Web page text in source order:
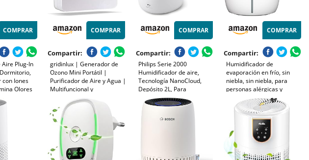
COMPRAR
Plug-In
con Iones
Olores
Zapatos,
Baño (3)
COMPRAR
Compartir:
gridinlux | Generador de
Ozono Mini Portátil |
Purificador de Aire y Agua |
Multifuncional y
Desinfectante | Filtra y
Neutraliza alérgenos y
Malos olores | Potencia y
duración Personalizable |
10W
COMPRAR
Compartir:
Philips Serie 2000
Humidificador de aire,
Tecnología NanoCloud,
Depósito 2L, Para
Habitaciones de hasta 31㎡,
Modo Silencioso, Blanco
(HU2510/10)
COMPRAR
Compartir:
Humidificador de
evaporación en frío, sin
niebla, sin niebla, para
personas alérgicas y
embarazadas de hasta 45
m², habitación infantil,
habitación de bebé,
dormitorio, purificador de
aire